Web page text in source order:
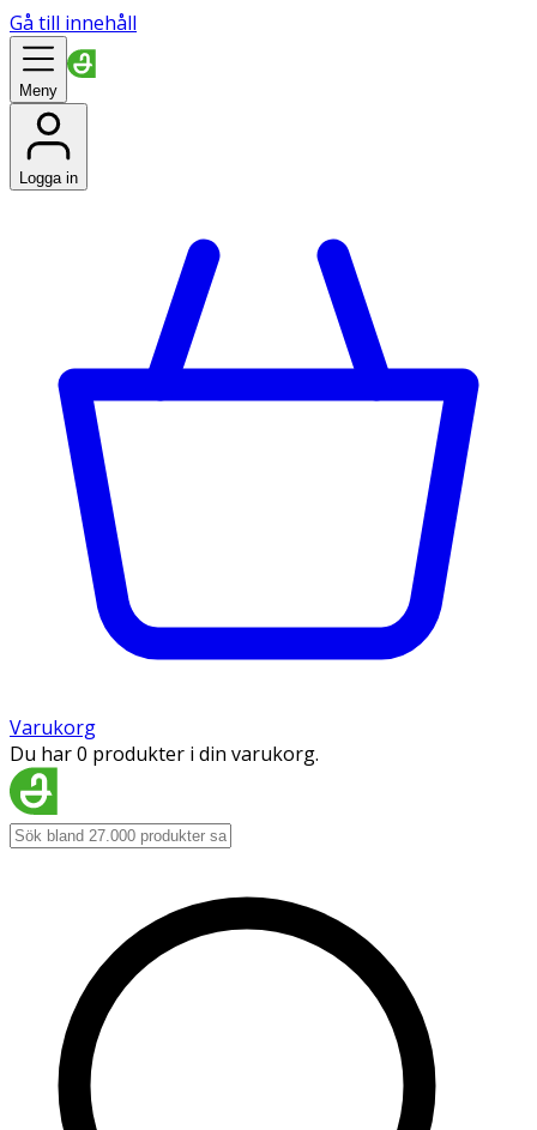
Gå till innehåll
Meny
Logga in
Varukorg
Du har 0 produkter i din varukorg.